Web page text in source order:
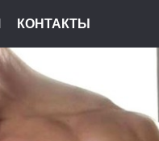
КОНТАКТЫ